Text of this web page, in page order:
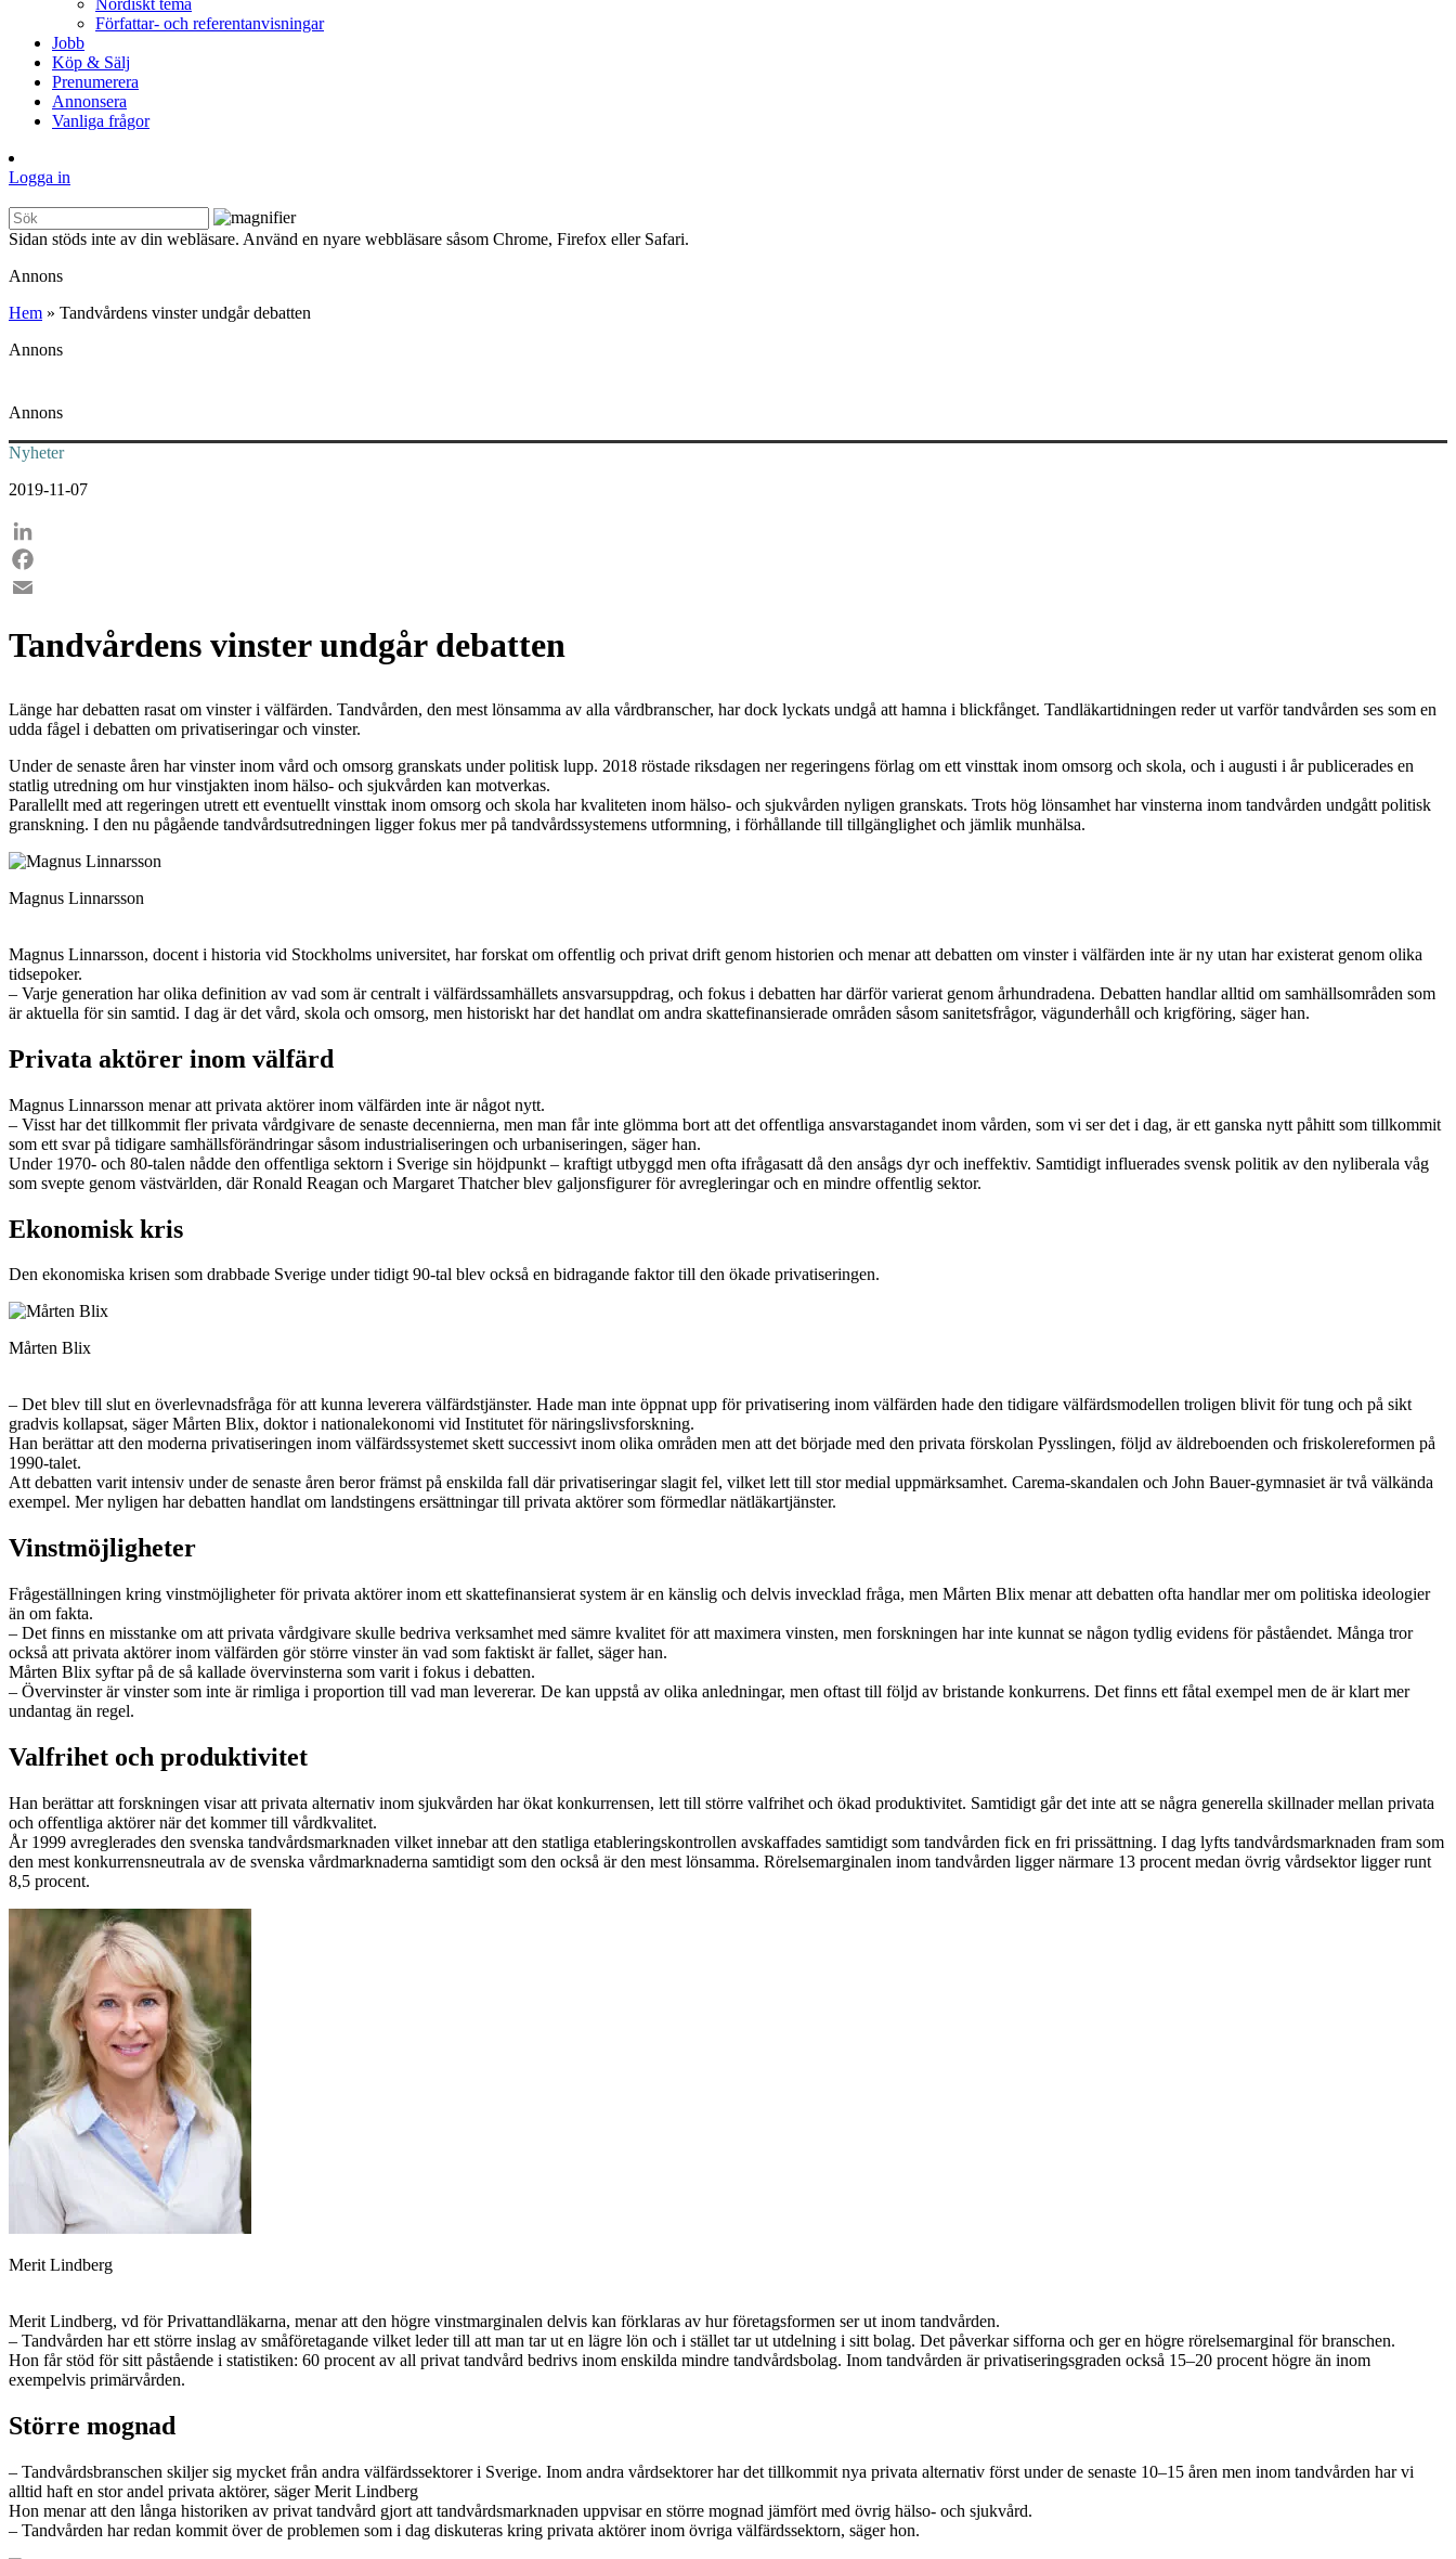
Nordiskt tema
Författar- och referentanvisningar
Jobb
Köp & Sälj
Prenumerera
Annonsera
Vanliga frågor
Logga in
Sidan stöds inte av din webläsare. Använd en nyare webbläsare såsom Chrome, Firefox eller Safari.
Annons
Hem » Tandvårdens vinster undgår debatten
Annons
Annons
Nyheter
2019-11-07
LinkedIn
Facebook
Tandvårdens vinster undgår debatten
Länge har debatten rasat om vinster i välfärden. ­Tandvården, den mest lönsamma av alla vård­branscher, har dock lyckats undgå att hamna i blickfånget. Tandläkartidningen reder ut varför tand­vården ses som en
udda fågel i debatten om ­privatiseringar och vinster.
Under de senaste åren har vinster inom vård och omsorg granskats under politisk lupp. 2018 röstade riksdagen ner regeringens förlag om ett vinsttak inom omsorg och skola, och i augusti i år publicerades en
statlig utredning om hur vinstjakten inom hälso- och sjukvården kan motverkas.
Parallellt med att regeringen utrett ett eventuellt vinsttak inom omsorg och skola har kvaliteten inom hälso- och sjukvården nyligen granskats. Trots hög lönsamhet har vinsterna inom tandvården undgått politisk
granskning. I den nu pågående tandvårdsutredningen ligger fokus mer på tandvårdssystemens utformning, i förhållande till tillgänglighet och jämlik munhälsa.
Magnus Linnarsson
Magnus Linnarsson, docent i historia vid Stockholms universitet, har forskat om offentlig och privat drift genom historien och menar att debatten om vinster i välfärden inte är ny utan har existerat genom olika
tidsepoker.
– Varje generation har olika definition av vad som är centralt i välfärdssamhällets ansvarsuppdrag, och fokus i debatten har därför varierat genom århundradena. Debatten handlar alltid om samhällsområden som
är aktuella för sin samtid. I dag är det vård, skola och omsorg, men historiskt har det handlat om andra skattefinansierade områden såsom sanitetsfrågor, vägunderhåll och krigföring, ­säger han.
Privata aktörer inom välfärd
Magnus Linnarsson menar att privata aktörer inom välfärden inte är något nytt.
– Visst har det tillkommit fler privata vårdgivare de senaste decennierna, men man får inte glömma bort att det offentliga ansvarstagandet inom vården, som vi ser det i dag, är ett ganska nytt påhitt som tillkommit
som ett svar på tidigare samhällsförändringar såsom industrialiseringen och urbaniseringen, säger han.
Under 1970- och 80-talen nådde den offentliga sektorn i Sverige sin höjdpunkt – kraftigt utbyggd men ofta ifrågasatt då den ansågs dyr och ineffektiv. Samtidigt influerades svensk politik av den nyliberala våg
som svepte genom västvärlden, där Ronald Reagan och Margaret Thatcher blev galjonsfigurer för avregleringar och en mindre offentlig sektor.
Ekonomisk kris
Den ekonomiska krisen som drabbade Sverige under tidigt 90-tal blev också en bidragande faktor till den ökade privatiseringen.
Mårten Blix
– Det blev till slut en överlevnadsfråga för att kunna leverera välfärdstjänster. Hade man inte öppnat upp för privatisering inom välfärden hade den tidigare välfärdsmodellen troligen blivit för tung och på sikt
gradvis kollapsat, ­säger Mårten Blix, doktor i national­ekonomi vid Institutet för näringslivsforskning.
Han berättar att den moderna privatiseringen inom välfärdssystemet skett successivt inom olika områden men att det började med den privata för­skolan Pysslingen, följd av äldre­boen­den och friskolereformen på
1990-talet.
Att debatten varit intensiv under de senaste åren beror främst på enskilda fall där privatiseringar slagit fel, vilket lett till stor medial uppmärksamhet. Carema-skandalen och John Bauer-gymnasiet är två välkända
exempel. Mer nyligen har debatten handlat om landstingens ersättningar till privata aktörer som förmedlar nätläkartjänster.
Vinstmöjligheter
Frågeställningen kring vinstmöjligheter för privata aktörer inom ett skattefinansierat system är en känslig och delvis invecklad fråga, men Mårten Blix menar att debatten ofta handlar mer om politiska ideologier
än om fakta.
– Det finns en misstanke om att privata vårdgivare skulle bedriva verksamhet med sämre kvalitet för att maximera vinsten, men forskningen har inte kunnat se någon tydlig evidens för påståendet. Många tror
också att privata aktörer inom välfärden gör större vinster än vad som faktiskt är fallet, säger han.
Mårten Blix syftar på de så kallade övervinsterna som varit i fokus i debatten.
– Övervinster är vinster som inte är rimliga i proportion till vad man levererar. De kan uppstå av olika anledningar, men oftast till följd av bristande konkurrens. Det finns ett fåtal exempel men de är klart mer
undantag än regel.
Valfrihet och produktivitet
Han berättar att forskningen visar att privata alternativ inom sjukvården har ökat konkurrensen, lett till större valfrihet och ökad produktivitet. Samtidigt går det inte att se några generella skillnader mellan privata
och offentliga aktörer när det kommer till vårdkvalitet.
År 1999 avreglerades den svenska tandvårdsmarknaden vilket innebar att den statliga etableringskontrollen avskaffades samtidigt som tandvården fick en fri prissättning. I dag lyfts tandvårdsmarknaden fram som
den mest konkurrensneutrala av de svenska vårdmarknaderna samtidigt som den också är den mest lönsamma. Rörelsemarginalen inom tandvården ligger närmare 13 procent medan övrig vårdsektor ligger runt
8,5 procent.
Merit Lindberg
Merit Lindberg, vd för Privat­tandläkarna, menar att den hög­re vinstmarginalen delvis kan förklaras av hur företagsformen ser ut inom tandvården.
– Tandvården har ett större inslag av småföretagande vilket leder till att man tar ut en lägre lön och i stället tar ut utdelning i sitt bolag. Det påverkar sifforna och ger en högre rörelsemarginal för branschen.
Hon får stöd för sitt påstående i statistiken: 60 procent av all privat tandvård bedrivs inom enskilda mindre tandvårdsbolag. Inom tandvården är privatiseringsgraden också 15–20 procent högre än inom
exempelvis primärvården.
Större mognad
– Tandvårdsbranschen skiljer sig mycket från andra välfärdssektorer i Sverige. Inom andra vårdsektorer har det tillkommit nya privata alternativ först under de senaste 10–15 åren men inom tandvården har vi
alltid haft en stor andel privata aktörer, säger Merit Lindberg
Hon menar att den långa historiken av privat tandvård gjort att tandvårdsmarknaden uppvisar en större mognad jämfört med övrig hälso- och sjukvård.
– Tandvården har redan kommit över de problemen som i dag diskuteras kring privata aktörer inom övriga välfärdssektorn, säger hon.